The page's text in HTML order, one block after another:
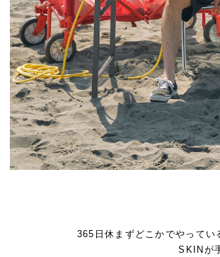
365日休まずどこかでやってい
SKINが